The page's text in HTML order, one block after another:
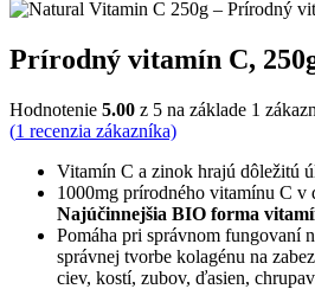
Prírodný vitamín C,
Hodnotenie 5.00 z 5 na základe 1
(1 recenzia zákazníka)
Vitamín C a zinok hrajú dôležitú
1000mg prírodného vitamínu C v
Najúčinnejšia BIO forma
Pomáha pri správnom fungovaní
správnej tvorbe kolagénu na
ciev, kostí, zubov, ďasien,